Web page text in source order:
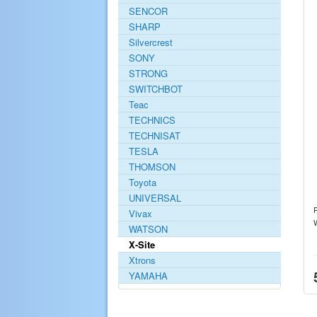
SENCOR
SHARP
Silvercrest
SONY
STRONG
SWITCHBOT
Teac
TECHNICS
TECHNISAT
TESLA
THOMSON
Toyota
UNIVERSAL
Vivax
WATSON
X-Site
Xtrons
YAMAHA